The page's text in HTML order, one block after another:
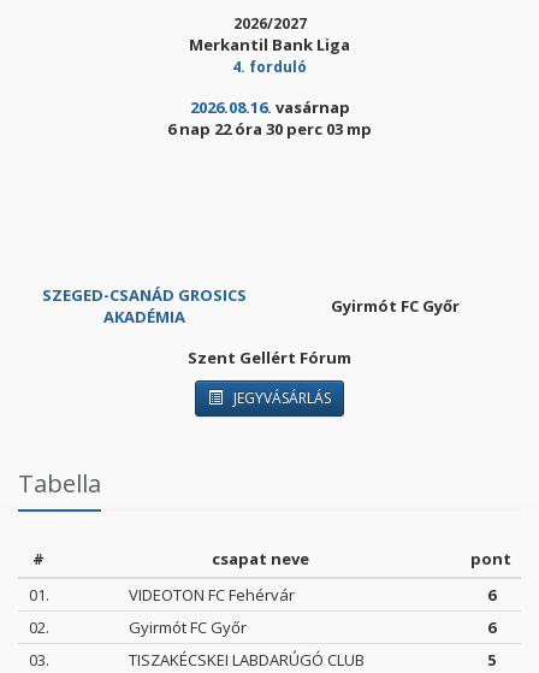
2026/2027
Merkantil Bank Liga
4. forduló
2026.08.16. vasárnap
6 nap 22 óra 30 perc 02 mp
SZEGED-CSANÁD GROSICS
AKADÉMIA
Gyirmót FC Győr
Szent Gellért Fórum
JEGYVÁSÁRLÁS
Tabella
# csapat neve
pont
01.
VIDEOTON FC Fehérvár
6
02.
Gyirmót FC Győr
6
03.
TISZAKÉCSKEI LABDARÚGÓ CLUB
5